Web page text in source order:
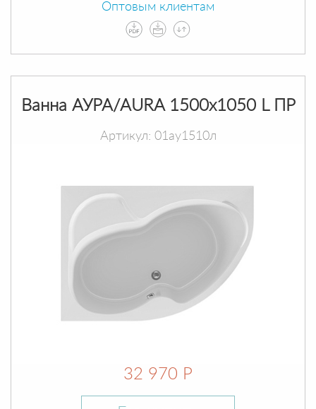
Оптовым клиентам
Ванна АУРА/AURA 1500х1050 L ПР
Артикул: 01ау1510л
32 970 Р